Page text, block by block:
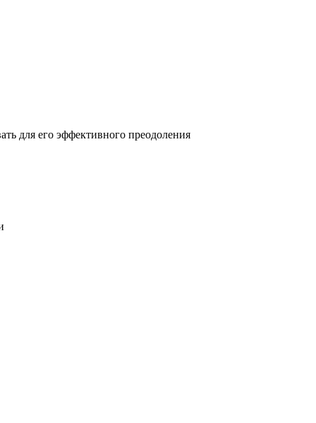
для его эффективного преодоления